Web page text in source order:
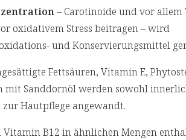
– Carotinoide und vor allem
oxidativem Stress beitragen – wird
und Konservierungsmittel
Fettsäuren, Vitamin E,
mit Sanddornöl werden sowohl
Hautpflege angewandt.
Vitamin B12 in ähnlichen Mengen